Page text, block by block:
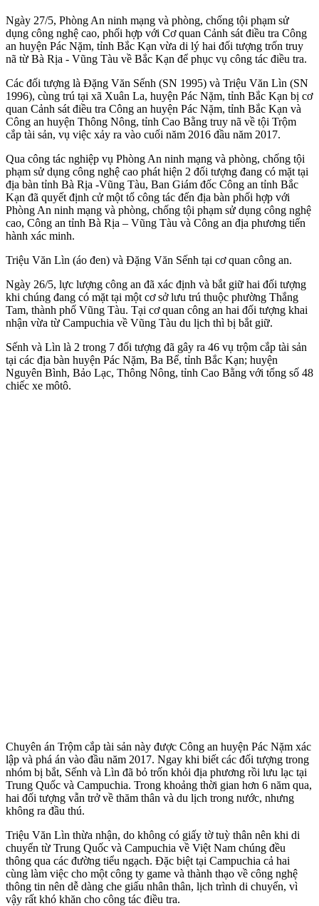
Ngày 27/5, Phòng An ninh mạng và phòng, chống tội phạm sử
dụng công nghệ cao, phối hợp với Cơ quan Cảnh sát điều tra Công
an huyện Pác Nặm, tỉnh Bắc Kạn vừa di lý hai đối tượng trốn truy
nã từ Bà Rịa - Vũng Tàu về Bắc Kạn để phục vụ công tác điều tra.
Các đối tượng là Đặng Văn Sếnh (SN 1995) và Triệu Văn Lìn (SN
1996), cùng trú tại xã Xuân La, huyện Pác Nặm, tỉnh Bắc Kạn bị cơ
quan Cảnh sát điều tra Công an huyện Pác Nặm, tỉnh Bắc Kạn và
Công an huyện Thông Nông, tỉnh Cao Bằng truy nã về tội Trộm
cắp tài sản, vụ việc xảy ra vào cuối năm 2016 đầu năm 2017.
Qua công tác nghiệp vụ Phòng An ninh mạng và phòng, chống tội
phạm sử dụng công nghệ cao phát hiện 2 đối tượng đang có mặt tại
địa bàn tỉnh Bà Rịa -Vũng Tàu, Ban Giám đốc Công an tỉnh Bắc
Kạn đã quyết định cử một tổ công tác đến địa bàn phối hợp với
Phòng An ninh mạng và phòng, chống tội phạm sử dụng công nghệ
cao, Công an tỉnh Bà Rịa – Vũng Tàu và Công an địa phương tiến
hành xác minh.
Triệu Văn Lìn (áo đen) và Đặng Văn Sếnh tại cơ quan công an.
Ngày 26/5, lực lượng công an đã xác định và bắt giữ hai đối tượng
khi chúng đang có mặt tại một cơ sở lưu trú thuộc phường Thắng
Tam, thành phố Vũng Tàu. Tại cơ quan công an hai đối tượng khai
nhận vừa từ Campuchia về Vũng Tàu du lịch thì bị bắt giữ.
Sếnh và Lìn là 2 trong 7 đối tượng đã gây ra 46 vụ trộm cắp tài sản
tại các địa bàn huyện Pác Nặm, Ba Bể, tỉnh Bắc Kạn; huyện
Nguyên Bình, Bảo Lạc, Thông Nông, tỉnh Cao Bằng với tổng số 48
chiếc xe môtô.
Chuyên án Trộm cắp tài sản này được Công an huyện Pác Nặm xác
lập và phá án vào đầu năm 2017. Ngay khi biết các đối tượng trong
nhóm bị bắt, Sếnh và Lìn đã bỏ trốn khỏi địa phương rồi lưu lạc tại
Trung Quốc và Campuchia. Trong khoảng thời gian hơn 6 năm qua,
hai đối tượng vẫn trở về thăm thân và du lịch trong nước, nhưng
không ra đầu thú.
Triệu Văn Lìn thừa nhận, do không có giấy tờ tuỳ thân nên khi di
chuyển từ Trung Quốc và Campuchia về Việt Nam chúng đều
thông qua các đường tiểu ngạch. Đặc biệt tại Campuchia cả hai
cùng làm việc cho một công ty game và thành thạo về công nghệ
thông tin nên dễ dàng che giấu nhân thân, lịch trình di chuyển, vì
vậy rất khó khăn cho công tác điều tra.